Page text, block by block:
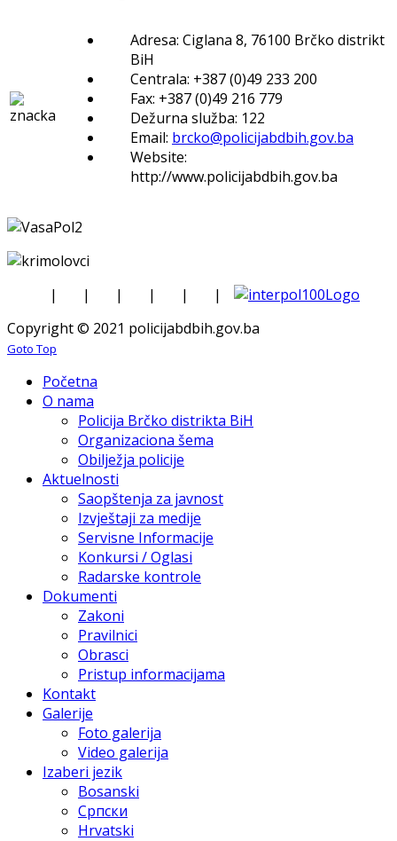
Adresa: Ciglana 8, 76100 Brčko distrikt
BiH
Centrala: +387 (0)49 233 200
Fax: +387 (0)49 216 779
Dežurna služba: 122
Email: brcko@policijabdbih.gov.ba
Website:
http://www.policijabdbih.gov.ba
| | | | |
|
Copyright © 2021 policijabdbih.gov.ba
Goto Top
Početna
O nama
Policija Brčko distrikta BiH
Organizaciona šema
Obilježja policije
Aktuelnosti
Saopštenja za javnost
Izvještaji za medije
Servisne Informacije
Konkursi / Oglasi
Radarske kontrole
Dokumenti
Zakoni
Pravilnici
Obrasci
Pristup informacijama
Kontakt
Galerije
Foto galerija
Video galerija
Izaberi jezik
Bosanski
Српски
Hrvatski